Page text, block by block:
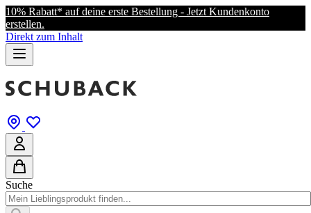
10% Rabatt* auf deine erste Bestellung - Jetzt Kundenkonto
erstellen.
Direkt zum Inhalt
Suche